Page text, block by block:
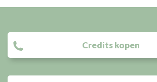
Credits kopen